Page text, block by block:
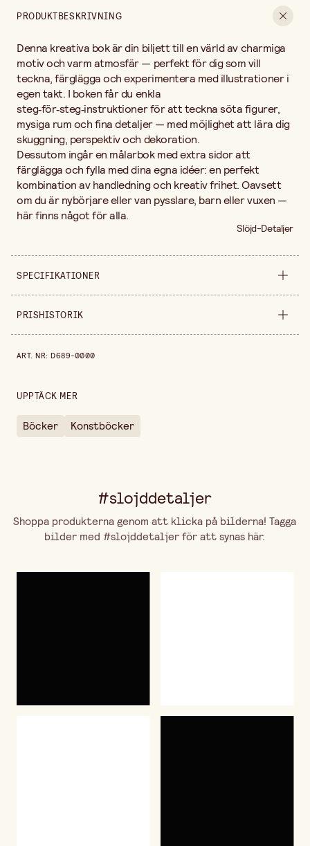
PRODUKTBESKRIVNING
Denna kreativa bok är din biljett till en värld av charmiga
motiv och varm atmosfär — perfekt för dig som vill
teckna, färglägga och experimentera med illustrationer i
egen takt. I boken får du enkla
steg‑för‑steg‑instruktioner för att teckna söta figurer,
mysiga rum och fina detaljer — med möjlighet att lära dig
skuggning, perspektiv och dekoration.
Dessutom ingår en målarbok med extra sidor att
färglägga och fylla med dina egna idéer: en perfekt
kombination av handledning och kreativ frihet. Oavsett
om du är nybörjare eller van pysslare, barn eller vuxen —
här finns något för alla.
Slöjd-Detaljer
SPECIFIKATIONER
Säljs i styck
PRISHISTORIK
ART. NR:D689-0000
UPPTÄCK MER
Böcker Konstböcker
#slojddetaljer
Shoppa produkterna genom att klicka på bilderna! Tagga
bilder med #slojddetaljer för att synas här.